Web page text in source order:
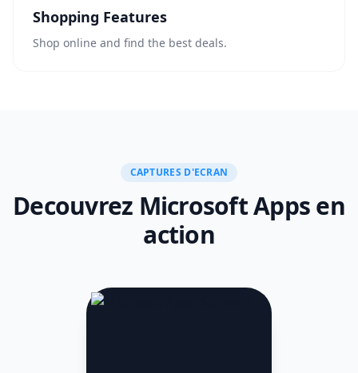
Shopping Features
Shop online and find the best deals.
CAPTURES D'ECRAN
Decouvrez Microsoft Apps en
action